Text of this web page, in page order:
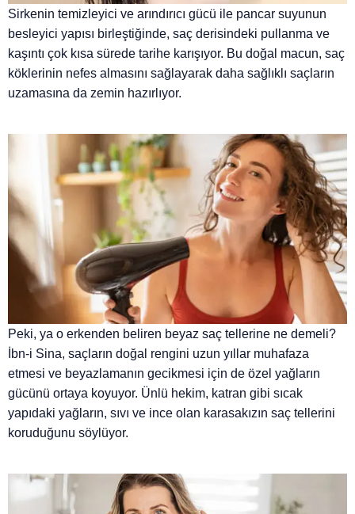
Sirkenin temizleyici ve arındırıcı gücü ile pancar suyunun
besleyici yapısı birleştiğinde, saç derisindeki pullanma ve
kaşıntı çok kısa sürede tarihe karışıyor. Bu doğal macun, saç
köklerinin nefes almasını sağlayarak daha sağlıklı saçların
uzamasına da zemin hazırlıyor.
Peki, ya o erkenden beliren beyaz saç tellerine ne demeli?
İbn-i Sina, saçların doğal rengini uzun yıllar muhafaza
etmesi ve beyazlamanın gecikmesi için de özel yağların
gücünü ortaya koyuyor. Ünlü hekim, katran gibi sıcak
yapıdaki yağların, sıvı ve ince olan karasakızın saç tellerini
koruduğunu söylüyor.